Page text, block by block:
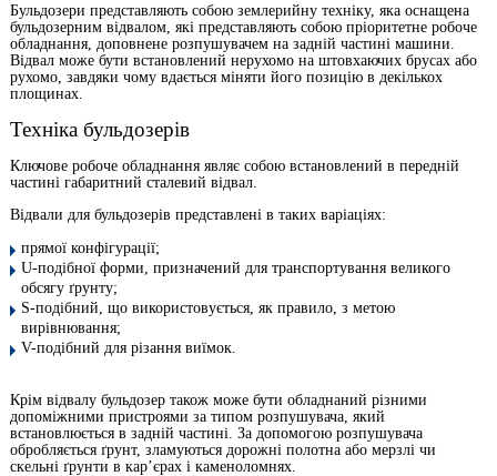
Бульдозери представляють собою землерийну техніку, яка оснащена
бульдозерним відвалом, які представляють собою пріоритетне робоче
обладнання, доповнене розпушувачем на задній частині машини.
Відвал може бути встановлений нерухомо на штовхаючих брусах або
рухомо, завдяки чому вдається міняти його позицію в декількох
площинах.
Техніка бульдозерів
Ключове робоче обладнання являє собою встановлений в передній
частині габаритний сталевий відвал.
Відвали для бульдозерів представлені в таких варіаціях:
прямої конфігурації;
U-подібної форми, призначений для транспортування великого
обсягу ґрунту;
S-подібний, що використовується, як правило, з метою
вирівнювання;
V-подібний для різання виїмок.
Крім відвалу бульдозер також може бути обладнаний різними
допоміжними пристроями за типом розпушувача, який
встановлюється в задній частині. За допомогою розпушувача
обробляється ґрунт, зламуються дорожні полотна або мерзлі чи
скельні ґрунти в кар’єрах і каменоломнях.